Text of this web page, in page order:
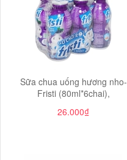
Sữa chua uống hương nho-
Fristi (80ml*6chai),
26.000₫